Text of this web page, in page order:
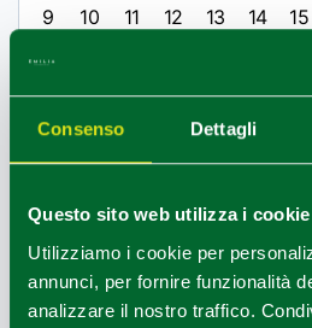
Consenso Dettagli
Questo sito web utilizza i cookie
Utilizziamo i cookie per
annunci, per fornire funzionalità
analizzare il nostro traffico.
9
10 11 12 13 14
15
16
23
24 25 26 27 28
29
30
31
UFFICI INFORMAZIONI
Castell'Arquato e Val d'Arda -
Accoglienza Turistica (IAT-R)